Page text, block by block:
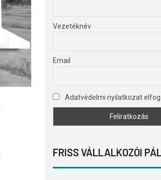
Vezetéknév
Email
Adatvédelmi nyilatkozat
FRISS VÁLLALKOZÓI